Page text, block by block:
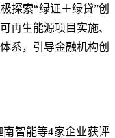
探索“绿证＋绿贷”创
再生能源项目实施、
系，引导金融机构创
智能等4家企业获评